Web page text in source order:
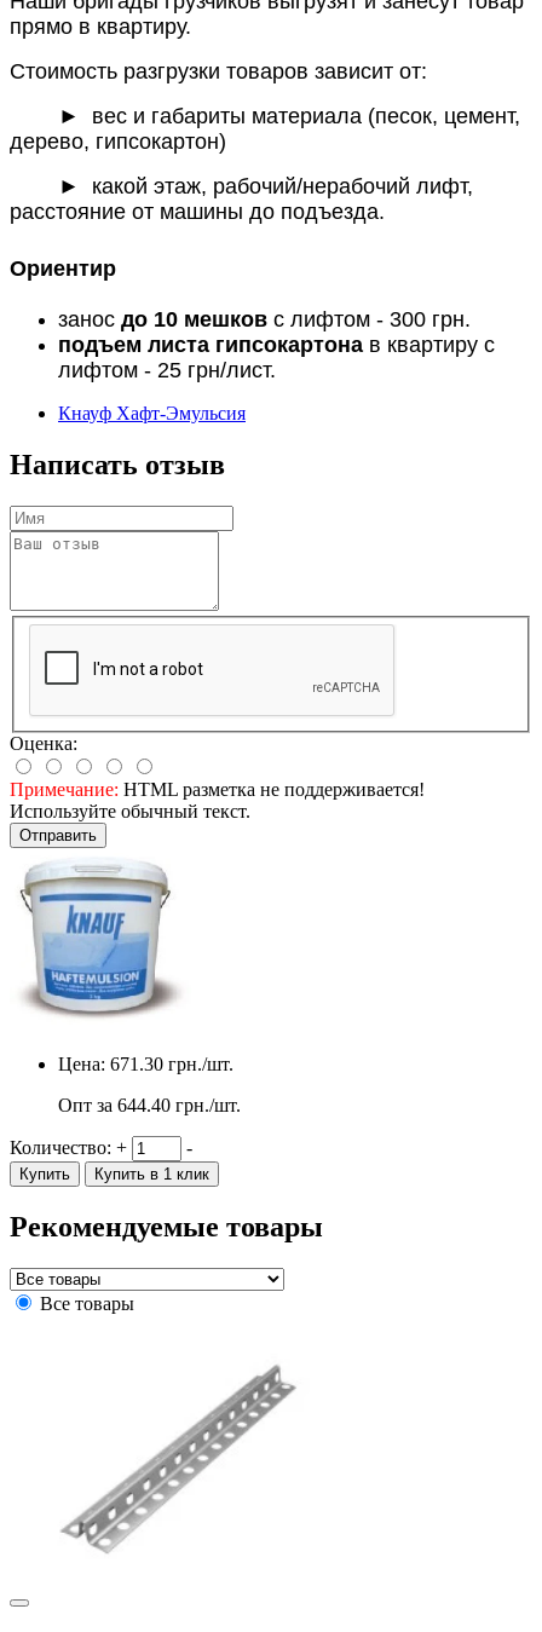
прямо в квартиру.
Стоимость разгрузки товаров зависит от:
►
вес и габариты материала (песок, цемент,
дерево, гипсокартон)
► какой этаж, рабочий/нерабочий лифт,
расстояние от машины до подъезда.
Ориентир
занос до 10 мешков с лифтом - 300 грн.
подъем листа гипсокартона в квартиру с
лифтом - 25 грн/лист.
Кнауф Хафт-Эмульсия
Написать отзыв
Оценка:
Примечание: HTML разметка не поддерживается!
Используйте обычный текст.
Отправить
Цена: 671.30 грн./шт.
Опт за 644.40 грн./шт.
Количество: + -
Купить Купить в 1 клик
Рекомендуемые товары
Все товары